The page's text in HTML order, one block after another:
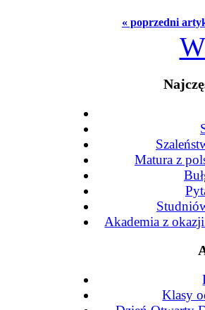
« poprzedni
Matura z
Akademia z
Klasy